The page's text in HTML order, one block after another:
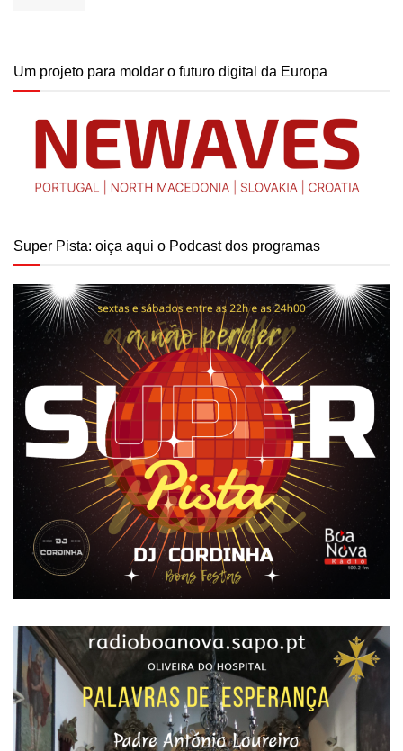
Um projeto para moldar o futuro digital da Europa
Super Pista: oiça aqui o Podcast dos programas